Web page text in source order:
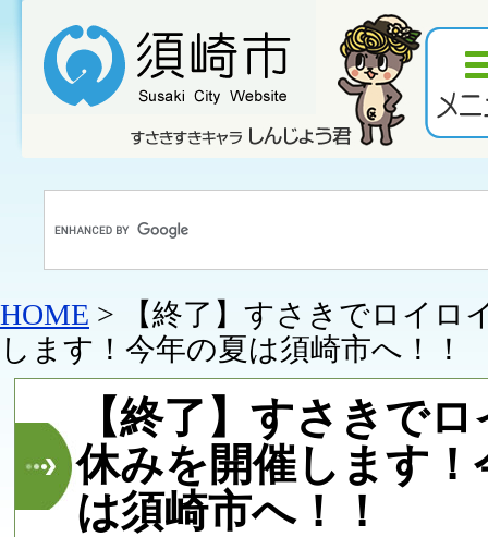
HOME > 【終了】すさきでロイロ
します！今年の夏は須崎市へ！！
【終了】すさきで
休みを開催します！
は須崎市へ！！